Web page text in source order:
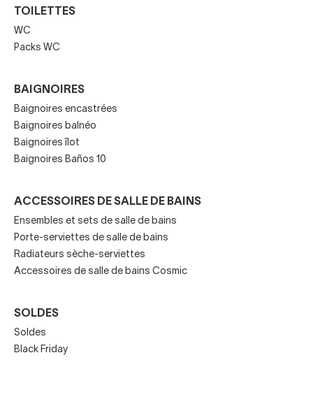
bain avec lumière
bain au look moderne et actuel.
Ledimex est le choix idéal pour vous.
TOILETTES
WC
Packs WC
BAIGNOIRES
Baignoires encastrées
Baignoires balnéo
Baignoires îlot
Baignoires Baños 10
ACCESSOIRES DE SALLE DE BAINS
Ensembles et sets de salle de bains
Porte-serviettes de salle de bains
Radiateurs sèche-serviettes
Accessoires de salle de bains Cosmic
SOLDES
Soldes
Black Friday